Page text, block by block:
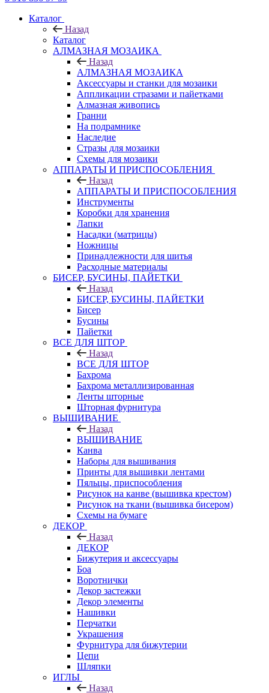
Каталог
Назад
Каталог
АЛМАЗНАЯ МОЗАИКА
Назад
АЛМАЗНАЯ МОЗАИКА
Аксессуары и станки для мозаики
Аппликации стразами и пайетками
Алмазная живопись
Гранни
На подрамнике
Наследие
Стразы для мозаики
Схемы для мозаики
АППАРАТЫ И ПРИСПОСОБЛЕНИЯ
Назад
АППАРАТЫ И ПРИСПОСОБЛЕНИЯ
Инструменты
Коробки для хранения
Лапки
Насадки (матрицы)
Ножницы
Принадлежности для шитья
Расходные материалы
БИСЕР, БУСИНЫ, ПАЙЕТКИ
Назад
БИСЕР, БУСИНЫ, ПАЙЕТКИ
Бисер
Бусины
Пайетки
ВСЕ ДЛЯ ШТОР
Назад
ВСЕ ДЛЯ ШТОР
Бахрома
Бахрома металлизированная
Ленты шторные
Шторная фурнитура
ВЫШИВАНИЕ
Назад
ВЫШИВАНИЕ
Канва
Наборы для вышивания
Принты для вышивки лентами
Пяльцы, приспособления
Рисунок на канве (вышивка крестом)
Рисунок на ткани (вышивка бисером)
Схемы на бумаге
ДЕКОР
Назад
ДЕКОР
Бижутерия и аксессуары
Боа
Воротнички
Декор застежки
Декор элементы
Нашивки
Перчатки
Украшения
Фурнитура для бижутерии
Цепи
Шляпки
ИГЛЫ
Назад